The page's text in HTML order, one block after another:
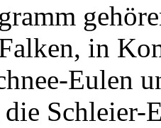
in
Eulen
Schleier-